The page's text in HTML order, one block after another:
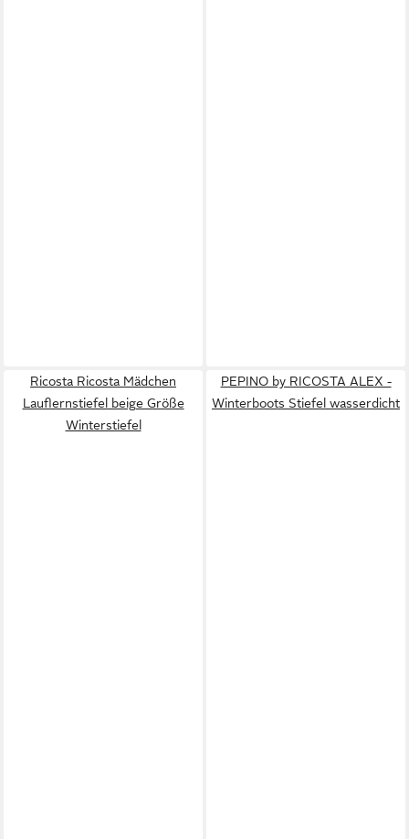
Ricosta Ricosta Mädchen
Lauflernstiefel beige Größe
Winterstiefel
PEPINO by RICOSTA ALEX -
Winterboots Stiefel wasserdicht